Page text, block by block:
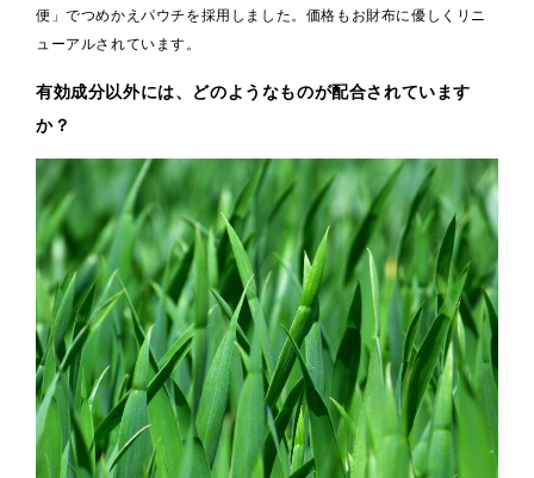
便」でつめかえパウチを採用しました。価格もお財布に優しくリニ
ューアルされています。
有効成分以外には、どのようなものが配合されています
か？